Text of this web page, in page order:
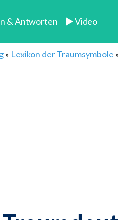
& Antworten ► Video
» Lexikon der Traumsymbole »